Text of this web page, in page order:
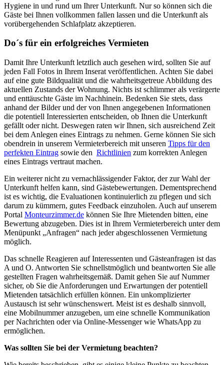
Hygiene in und rund um Ihrer Unterkunft. Nur so können sich die
Gäste bei Ihnen vollkommen fallen lassen und die Unterkunft als
vorübergehenden Schlafplatz akzeptieren.
Do´s für ein erfolgreiches Vermieten
Damit Ihre Unterkunft letztlich auch gesehen wird, sollten Sie auf
jeden Fall Fotos in Ihrem Inserat veröffentlichen. Achten Sie dabei
auf eine gute Bildqualität und die wahrheitsgetreue Abbildung des
aktuellen Zustands der Wohnung. Nichts ist schlimmer als verärgerte
und enttäuschte Gäste im Nachhinein. Bedenken Sie stets, dass
anhand der Bilder und der von Ihnen angegebenen Informationen
die potentiell Interessierten entscheiden, ob Ihnen die Unterkunft
gefällt oder nicht. Deswegen raten wir Ihnen, sich ausreichend Zeit
bei dem Anlegen eines Eintrags zu nehmen. Gerne können Sie sich
obendrein in unserem Vermieterbereich mit unseren Tipps für den
perfekten Eintrag sowie den Richtlinien zum korrekten Anlegen
eines Eintrags vertraut machen.
Ein weiterer nicht zu vernachlässigender Faktor, der zur Wahl der
Unterkunft helfen kann, sind Gästebewertungen. Dementsprechend
ist es wichtig, die Evaluationen kontinuierlich zu pflegen und sich
darum zu kümmern, gutes Feedback einzuholen. Auch auf unserem
Portal Monteurzimmer.de können Sie Ihre Mietenden bitten, eine
Bewertung abzugeben. Dies ist in Ihrem Vermieterbereich unter dem
Menüpunkt „Anfragen“ nach jeder abgeschlossenen Vermietung
möglich.
Das schnelle Reagieren auf Interessenten und Gästeanfragen ist das
A und O. Antworten Sie schnellstmöglich und beantworten Sie alle
gestellten Fragen wahrheitsgemäß. Damit gehen Sie auf Nummer
sicher, ob Sie die Anforderungen und Erwartungen der potentiell
Mietenden tatsächlich erfüllen können. Ein unkomplizierter
Austausch ist sehr wünschenswert. Meist ist es deshalb sinnvoll,
eine Mobilnummer anzugeben, um eine schnelle Kommunikation
per Nachrichten oder via Online-Messenger wie WhatsApp zu
ermöglichen.
Was sollten Sie bei der Vermietung beachten?